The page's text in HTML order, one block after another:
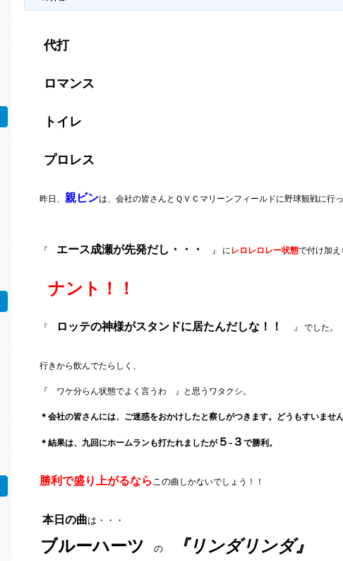
代打
ロマンス
トイレ
プロレス
昨日、 親ビンは、会社の皆さんとＱＶＣマリーンフィールドに野球観戦に行
『 エース成瀬が先発だし・・・ 』 に レロレロレー状態で付け加え
ナント！！
『 ロッテの神様がスタンドに居たんだしな！！ 』 でした。
行きから飲んでたらしく、
『 ワケ分らん状態でよく言うわ 』と思うワタクシ。
＊会社の皆さんには、ご迷惑をおかけしたと察しがつきます。どうもすいませ
＊結果は、九回にホームランも打たれましたが５-３ で勝利。
勝利で盛り上がるなら この曲しかないでしょう！！
本日の曲は・・・
ブルーハーツ の 『リンダリンダ』